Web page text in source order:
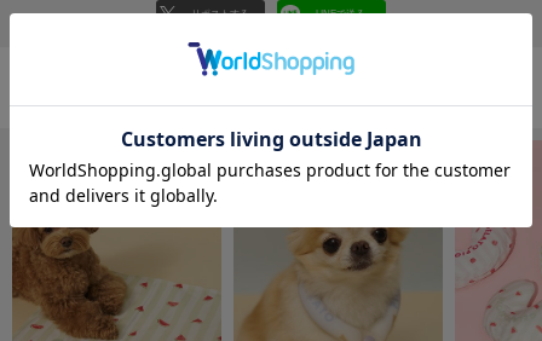
gelato pique
ジェラート ピケ
GELATO PIQUE CAT&DOG
ジェラート ピケ キャットアンドドッグ
gelato pique Sleep
ジェラート ピケ スリープ
リポストする LINEで送る
おすすめ商品